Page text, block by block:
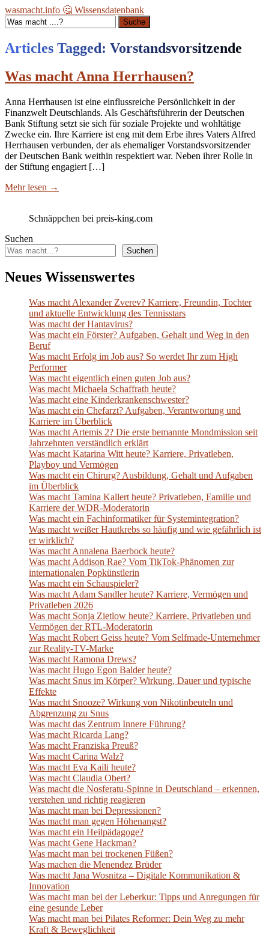
wasmacht.info 🤔 Wissensdatenbank
Suche
Articles Tagged: Vorstandsvorsitzende
Was macht Anna Herrhausen?
Anna Herrhausen ist eine einflussreiche Persönlichkeit in der
Finanzwelt Deutschlands. Als Geschäftsführerin der Deutschen
Bank Stiftung setzt sie sich für soziale Projekte und wohltätige
Zwecke ein. Ihre Karriere ist eng mit dem Erbe ihres Vaters Alfred
Herrhausen verbunden, der als ehemaliger Vorstandsvorsitzender
der Deutschen Bank weithin respektiert war. Neben ihrer Rolle in
der Stiftung engagiert […]
Mehr lesen →
Schnäppchen bei preis-king.com
Suchen
Suchen
Neues Wissenswertes
Was macht Alexander Zverev? Karriere, Freundin, Tochter
und aktuelle Entwicklung des Tennisstars
Was macht der Hantavirus?
Was macht ein Förster? Aufgaben, Gehalt und Weg in den
Beruf
Was macht Erfolg im Job aus? So werdet Ihr zum High
Performer
Was macht eigentlich einen guten Job aus?
Was macht Michaela Schaffrath heute?
Was macht eine Kinderkrankenschwester?
Was macht ein Chefarzt? Aufgaben, Verantwortung und
Karriere im Überblick
Was macht Artemis 2? Die erste bemannte Mondmission seit
Jahrzehnten verständlich erklärt
Was macht Katarina Witt heute? Karriere, Privatleben,
Playboy und Vermögen
Was macht ein Chirurg? Ausbildung, Gehalt und Aufgaben
im Überblick
Was macht Tamina Kallert heute? Privatleben, Familie und
Karriere der WDR-Moderatorin
Was macht ein Fachinformatiker für Systemintegration?
Was macht weißer Hautkrebs so häufig und wie gefährlich ist
er wirklich?
Was macht Annalena Baerbock heute?
Was macht Addison Rae? Vom TikTok-Phänomen zur
internationalen Popkünstlerin
Was macht ein Schauspieler?
Was macht Adam Sandler heute? Karriere, Vermögen und
Privatleben 2026
Was macht Sonja Zietlow heute? Karriere, Privatleben und
Vermögen der RTL-Moderatorin
Was macht Robert Geiss heute? Vom Selfmade-Unternehmer
zur Reality-TV-Marke
Was macht Ramona Drews?
Was macht Hugo Egon Balder heute?
Was macht Snus im Körper? Wirkung, Dauer und typische
Effekte
Was macht Snooze? Wirkung von Nikotinbeuteln und
Abgrenzung zu Snus
Was macht das Zentrum Innere Führung?
Was macht Ricarda Lang?
Was macht Franziska Preuß?
Was macht Carina Walz?
Was macht Eva Kaili heute?
Was macht Claudia Obert?
Was macht die Nosferatu-Spinne in Deutschland – erkennen,
verstehen und richtig reagieren
Was macht man bei Depressionen?
Was macht man gegen Höhenangst?
Was macht ein Heilpädagoge?
Was macht Gene Hackman?
Was macht man bei trockenen Füßen?
Was machen die Menendez Brüder
Was macht Jana Wosnitza – Digitale Kommunikation &
Innovation
Was macht man bei der Leberkur: Tipps und Anregungen für
eine gesunde Leber
Was macht man bei Pilates Reformer: Dein Weg zu mehr
Kraft & Beweglichkeit